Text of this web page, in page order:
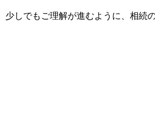
少しでもご理解が進むように、相続